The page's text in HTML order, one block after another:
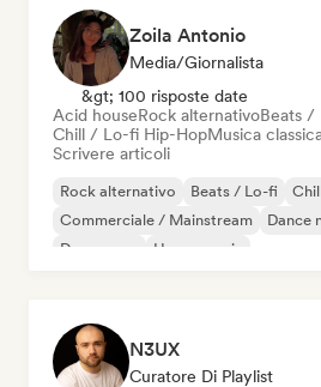
Zoila Antonio
Media/Giornalista
&gt; 100 risposte date
Acid houseRock alternativoBeats /
Chill / Lo-fi Hip-HopMusica
Scrivere articoli
Rock alternativo Beats / Lo-fi
Commerciale / Mainstream
Dance
Dream pop
House music
N3UX
Curatore Di Playlist